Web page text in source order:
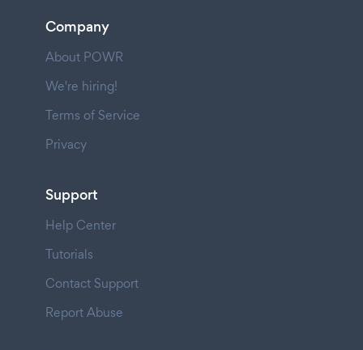
Company
About POWR
We're hiring!
Terms of Service
Privacy
Support
Help Center
Tutorials
Contact Support
Report Abuse